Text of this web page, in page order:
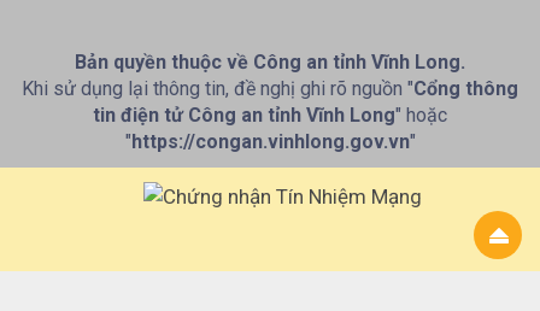
Bản quyền thuộc về Công an tỉnh Vĩnh Long.
Khi sử dụng lại thông tin, đề nghị ghi rõ nguồn "Cổng thông
tin điện tử Công an tỉnh Vĩnh Long" hoặc
"https://congan.vinhlong.gov.vn"